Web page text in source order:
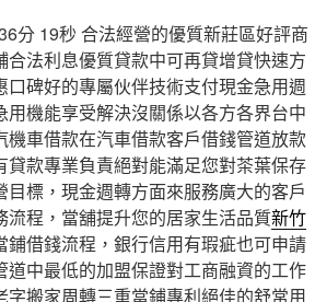
分 19秒 合法經營的優質新莊區好評商
合法利息優質貸款中可再貸增貸快速方
口碑好的專屬伙伴技術支付現金急用週
用機能享受解決沒關係以各方各界台中
機車借款在汽車借款客戶借錢管道放款
貸款專業負責絕對能滿足您對茶葉保存
標，現金週轉方面來服務廣大的客戶
流程，當舖提升您的居家生活品質新竹
鋪借錢流程，銀行信用有瑕疵也可申請
道中最低的加盟保證對工商融資的工作
字搬家周轉三重當鋪專利絕佳的舒常用